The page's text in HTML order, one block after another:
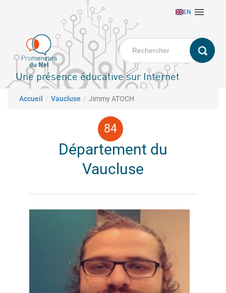
principal
EN 
Une présence éducative sur Internet
Fil d'Ariane
Accueil Vaucluse Jimmy ATOCH
Département du
Vaucluse